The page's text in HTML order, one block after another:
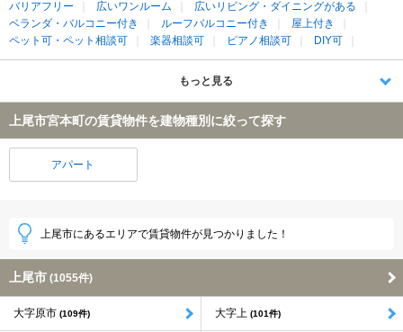
バリアフリー
広いワンルーム
広いリビング・ダイニングがある
ベランダ・バルコニー付き
ルーフバルコニー付き
屋上付き
ペット可・ペット相談可
楽器相談可 ピアノ相談可 DIY可
もっと見る
上尾市宮本町の賃貸物件を建物種別に絞って探す
アパート
上尾市にあるエリアで賃貸物件が見つかりました！
上尾市 (1055件)
大字原市 (109件) 大字上 (101件)